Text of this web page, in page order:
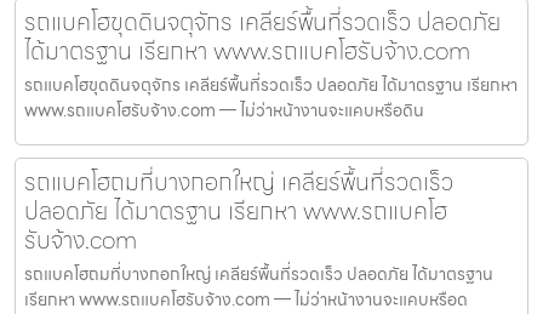
รถแบคโฮขุดดินจตุจักร เคลียร์พื้นที่รวดเร็ว ปลอดภัย
ได้มาตรฐาน เรียกหา www.รถแบคโฮรับจ้าง.com
รถแบคโฮขุดดินจตุจักร เคลียร์พื้นที่รวดเร็ว ปลอดภัย ได้มาตรฐาน เรียกหา
www.รถแบคโฮรับจ้าง.com — ไม่ว่าหน้างานจะแคบหรือดิน
รถแบคโฮถมที่บางกอกใหญ่ เคลียร์พื้นที่รวดเร็ว
ปลอดภัย ได้มาตรฐาน เรียกหา www.รถแบคโฮ
รับจ้าง.com
รถแบคโฮถมที่บางกอกใหญ่ เคลียร์พื้นที่รวดเร็ว ปลอดภัย ได้มาตรฐาน
เรียกหา www.รถแบคโฮรับจ้าง.com — ไม่ว่าหน้างานจะแคบหรือด